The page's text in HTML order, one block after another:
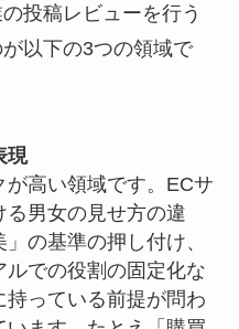
投稿レビューを行う
以下の3つの領域で
現
高い領域です。ECサ
る男女の見せ方の違
の基準の押し付け、
での役割の固定化な
持っている前提が問わ